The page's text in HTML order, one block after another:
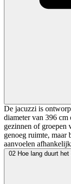
De jacuzzi is
diameter van 396 cm
gezinnen of groepen
genoeg ruimte, maar
aanvoelen
02 Hoe lang duurt